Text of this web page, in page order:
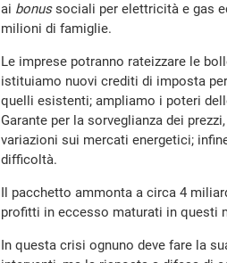
ai bonussociali per elettricità e gas
milioni di famiglie.
Le imprese potranno rateizzare le
istituiamo nuovi crediti di imposta
quelli esistenti; ampliamo i poteri
Garante per la sorveglianza dei
variazioni sui mercati energetici;
difficoltà.
Il pacchetto ammonta a circa 4
profitti in eccesso maturati in questi
In questa crisi ognuno deve fare la